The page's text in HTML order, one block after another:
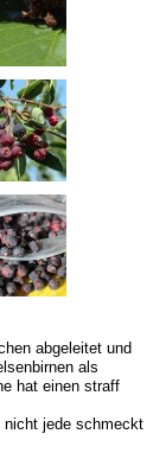
abgeleitet und
als
hat einen straff
nicht jede schmeckt